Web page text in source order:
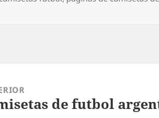
de futbol